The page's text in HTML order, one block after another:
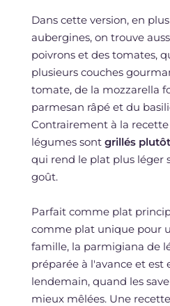
Dans cette version, en
aubergines, on trouve
poivrons et des tomates,
plusieurs couches
tomate, de la mozzarella
parmesan râpé et du
Contrairement à la
légumes sont grillés
qui rend le plat plus léger
goût.
Parfait comme plat
comme plat unique pour
famille, la parmigiana de
préparée à l'avance et est
lendemain, quand les
mieux mêlées. Une